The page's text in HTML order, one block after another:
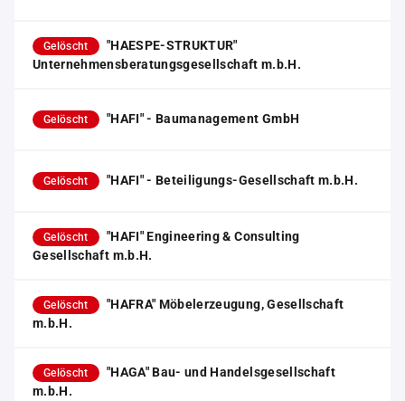
Gelöscht
"HAESPE-STRUKTUR"
Unternehmensberatungsgesellschaft m.b.H.
Gelöscht "HAFI" - Baumanagement GmbH
Gelöscht "HAFI" - Beteiligungs-Gesellschaft m.b.H.
Gelöscht
"HAFI" Engineering & Consulting
Gesellschaft m.b.H.
Gelöscht
"HAFRA" Möbelerzeugung, Gesellschaft
m.b.H.
Gelöscht
"HAGA" Bau- und Handelsgesellschaft
m.b.H.